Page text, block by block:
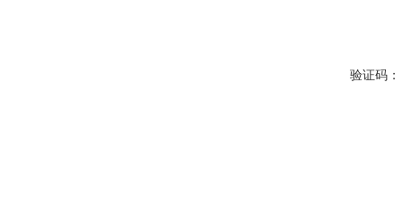
验证码：